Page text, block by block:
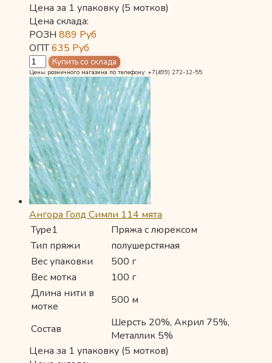
Цена за 1 упаковку (5 мотков)
Цена склада:
РОЗН 889 Руб
ОПТ635 Руб
Цены розничного магазина по телефону: +7(499) 272-12-55
Ангора Голд Симли 114 мята
Type1
Пряжа с люрексом
Тип пряжи
полушерстяная
Вес упаковки
500 г
Вес мотка
100 г
Длина нити в
мотке
500 м
Состав
Шерсть 20%, Акрил 75%,
Металлик 5%
Цена за 1 упаковку (5 мотков)